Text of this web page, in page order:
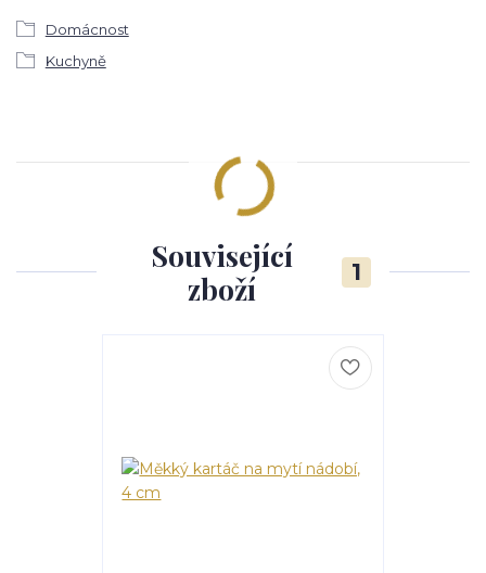
Domácnost
Kuchyně
Související
zboží
1